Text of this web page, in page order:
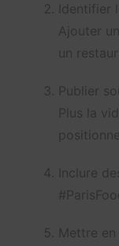
Identifier
Ajouter
un
Publier
Plus la
Inclure
Mettre